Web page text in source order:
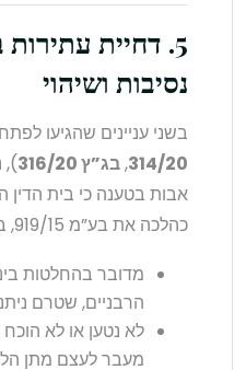
5. דחיית
נסיבות ושיהוי
בשני עניינים שהגיעו
314/20
,בג”ץ 316/20
),
אבות בטענה כי בית הדין
כהלכה את בע”מ 919/15, בעיקר מהטעמים הבאים:
מדובר בהחלטות
הרבניים, שטרם
לא נטען או לא הוכח
מעבר לעצם מתן הלכת